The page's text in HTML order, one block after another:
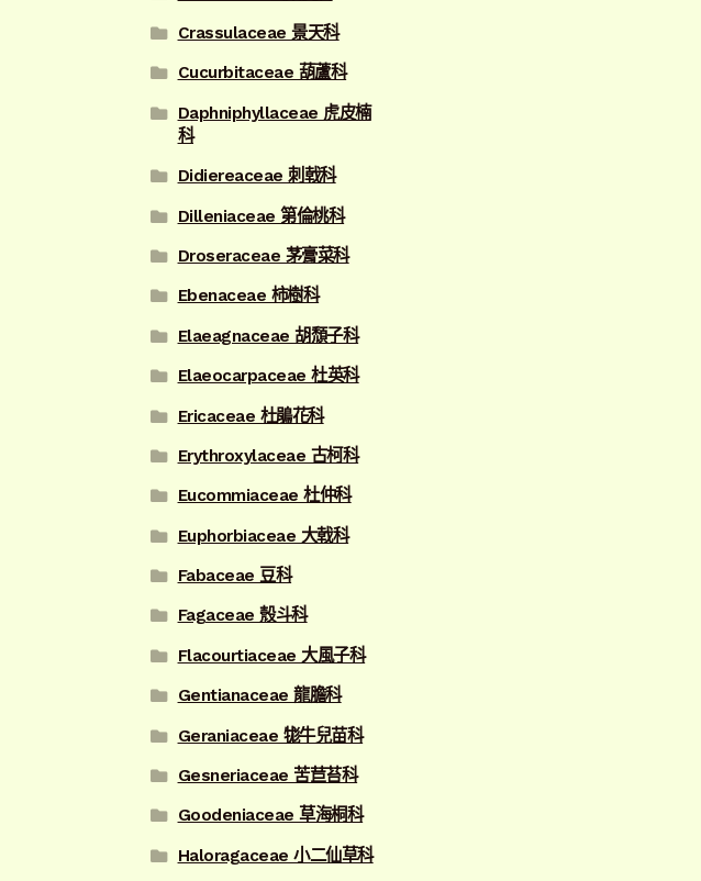
Crassulaceae 景天科
Cucurbitaceae 葫蘆科
Daphniphyllaceae 虎皮楠
科
Didiereaceae 刺戟科
Dilleniaceae 第倫桃科
Droseraceae 茅膏菜科
Ebenaceae 柿樹科
Elaeagnaceae 胡頹子科
Elaeocarpaceae 杜英科
Ericaceae 杜鵑花科
Erythroxylaceae 古柯科
Eucommiaceae 杜仲科
Euphorbiaceae 大戟科
Fabaceae 豆科
Fagaceae 殼斗科
Flacourtiaceae 大風子科
Gentianaceae 龍膽科
Geraniaceae 牻牛兒苗科
Gesneriaceae 苦苣苔科
Goodeniaceae 草海桐科
Haloragaceae 小二仙草科